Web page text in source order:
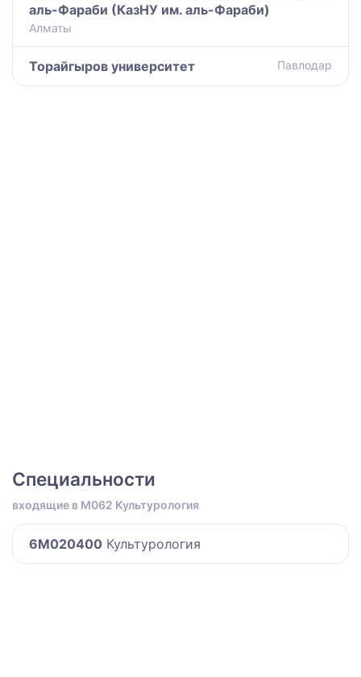
аль-Фараби (КазНУ им. аль-Фараби)
Алматы
Торайгыров университет Павлодар
Специальности
входящие в M062 Культурология
6M020400 Культурология